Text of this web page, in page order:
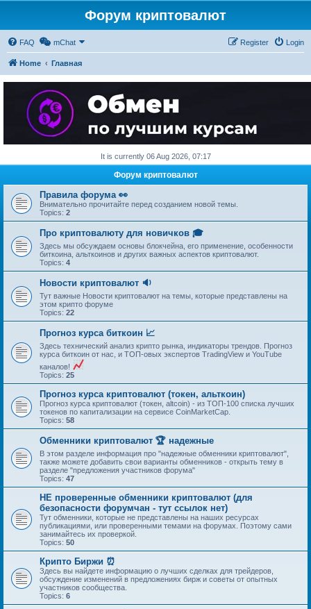
Форум криптовалют
FAQ mChat Login
Register
Home Главная
It is currently 06 Aug 2026, 07:17
Форум криптовалют
Правила форума 👀
Внимательно прочитайте перед созданием новой темы.
Topics: 2
Про криптовалюту для новичков 🎓
Здесь мы обсуждаем основы блокчейна, его применение, особенности
биткоина, альткоинов и других важных аспектов криптовалют.
Topics: 4
Новости криптовалют 🔉
Тут важные Новости криптовалют на темы, которые представлены на
этом крипто форуме
Topics: 22
Прогноз курса биткоин 📈
Здесь технический анализ крипто рынка, индикаторы трендов. Прогноз
курса биткоин от нас, и ТОП-овых экспертов TradingView и YouTube
каналов!
Topics: 25
Прогноз курса криптовалют (токен, альткоин)
Прогноз курса криптовалют (токен, altcoin) - из ТОП-100 списка лучших
токенов по капитализации на сервисе CoinMarketCap.
Topics: 58
Обменники криптовалют 🏆 надежные
В этом разделе информация про "надежные обменники криптовалют",
также можете добавить свои варианты обменников - открыть тему в
разделе "предложения участников форума"
Topics: 47
НЕ проверенные обменники криптовалют (для
безопасности форумчан - тут ссылок нет)
Тут обменники, которые не представлены на наших ресурсах
публикациями, или проверенными темами на форумах. Поэтому сами
занимайтесь их проверкой.
Topics: 50
Крипто Биржи ⏰
Здесь вы найдете информацию о лучших сделках для трейдеров,
обсуждение изменений в предложениях бирж и советы от опытных
участников сообщества.
Topics: 6